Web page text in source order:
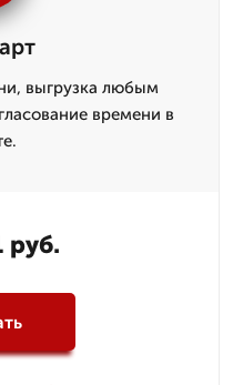
выгрузка любым
времени в
руб.